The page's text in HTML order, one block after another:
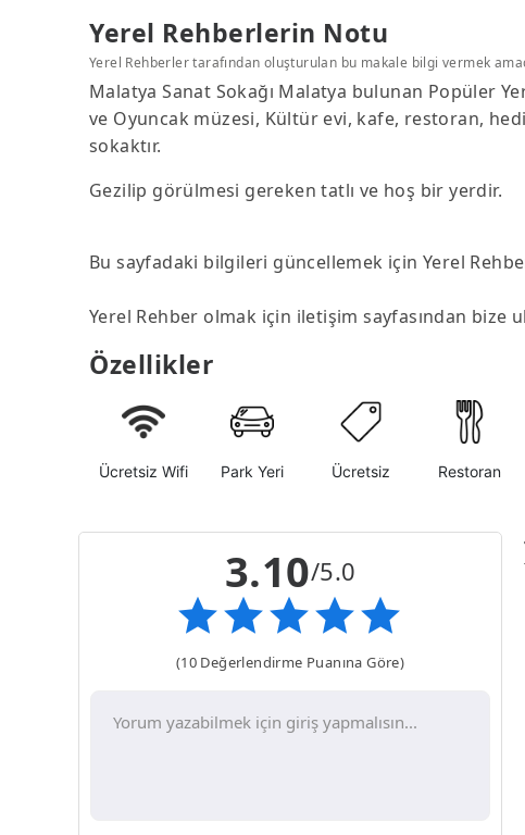
Yerel Rehberlerin Notu
Yerel Rehberler tarafından oluşturulan bu makale bilgi vermek
Malatya Sanat Sokağı Malatya bulunan Popüler
ve Oyuncak müzesi, Kültür evi, kafe, restoran,
sokaktır.
Gezilip görülmesi gereken tatlı ve hoş bir yerdir.
Bu sayfadaki bilgileri güncellemek için Yerel
Yerel Rehber olmak için iletişim sayfasından bize
Özellikler
Ücretsiz Wifi Park Yeri Ücretsiz Restoran
3.10/5.0
(10 Değerlendirme Puanına Göre)